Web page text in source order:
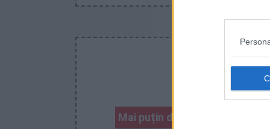
Mai puțin de 2 minute, fac ceva